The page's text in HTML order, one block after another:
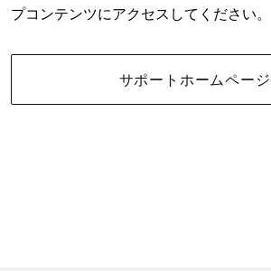
プコンテンツにアクセスしてください。
サポートホームペー